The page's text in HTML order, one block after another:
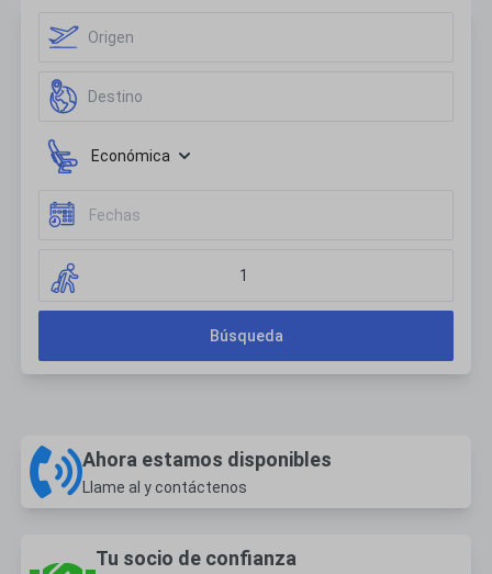
Económica
1
Búsqueda
Ahora estamos disponibles
Llame al y contáctenos
Tu socio de confianza